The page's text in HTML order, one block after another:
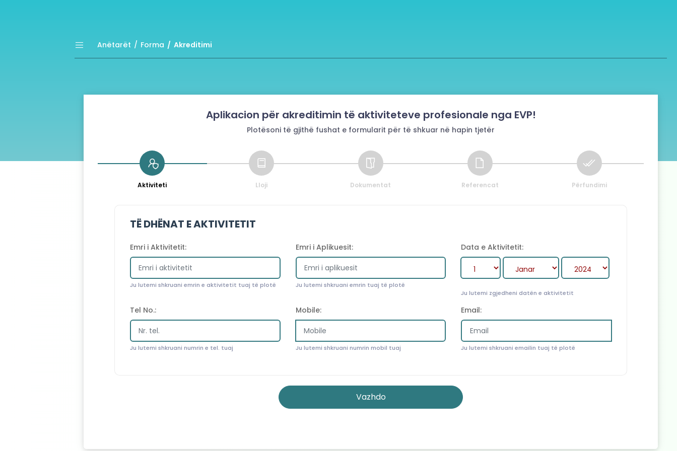
Anëtarët Forma Akreditimi
Aplikacion për akreditimin të aktiviteteve profesionale nga EVP!
Plotësoni të gjithë fushat e formularit për të shkuar në hapin tjetër
Aktiviteti Lloji Dokumentat Referencat Përfundimi
TË DHËNAT E AKTIVITETIT
Emri i Aktivitetit:
Ju lutemi shkruani emrin e aktivitetit tuaj të plotë
Emri i Aplikuesit:
Ju lutemi shkruani emrin tuaj të plotë
Data e Aktivitetit:
Ju lutemi zgjedheni datën e aktivitetit
Tel No.:
Ju lutemi shkruani numrin e tel. tuaj
Mobile:
Ju lutemi shkruani numrin mobil tuaj
Email:
Ju lutemi shkruani emailin tuaj të plotë